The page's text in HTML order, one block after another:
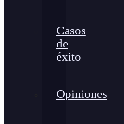
Casos
de
éxito
Opiniones